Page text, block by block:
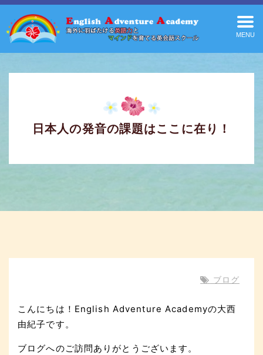
MENU
日本人の発音の課題はここに在り！
ブログ
こんにちは！English Adventure Academyの大西
由紀子です。
ブログへのご訪問ありがとうございます。